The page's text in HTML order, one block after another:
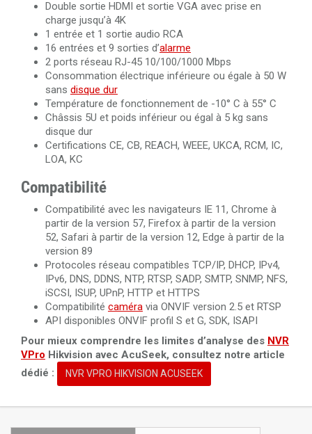
Double sortie HDMI et sortie VGA avec prise en
charge jusqu’à 4K
1 entrée et 1 sortie audio RCA
16 entrées et 9 sorties d’alarme
2 ports réseau RJ-45 10/100/1000 Mbps
Consommation électrique inférieure ou égale à 50 W
sans disque dur
Température de fonctionnement de -10° C à 55° C
Châssis 5U et poids inférieur ou égal à 5 kg sans
disque dur
Certifications CE, CB, REACH, WEEE, UKCA, RCM, IC,
LOA, KC
Compatibilité
Compatibilité avec les navigateurs IE 11, Chrome à
partir de la version 57, Firefox à partir de la version
52, Safari à partir de la version 12, Edge à partir de la
version 89
Protocoles réseau compatibles TCP/IP, DHCP, IPv4,
IPv6, DNS, DDNS, NTP, RTSP, SADP, SMTP, SNMP, NFS,
iSCSI, ISUP, UPnP, HTTP et HTTPS
Compatibilité caméra via ONVIF version 2.5 et RTSP
API disponibles ONVIF profil S et G, SDK, ISAPI
Pour mieux comprendre les limites d’analyse des NVR
VPro Hikvision avec AcuSeek, consultez notre article
dédié :
NVR VPRO HIKVISION ACUSEEK